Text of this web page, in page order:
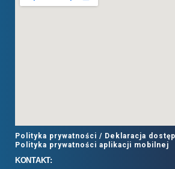
Polityka prywatności / Deklaracja
Polityka prywatności aplikacji mobilnej
KONTAKT: